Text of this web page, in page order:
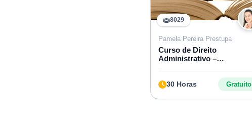
8029
Pamela Pereira Prestupa
Curso de Direito
Administrativo –
30 Horas Gratuito